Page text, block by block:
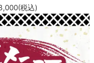
税込)